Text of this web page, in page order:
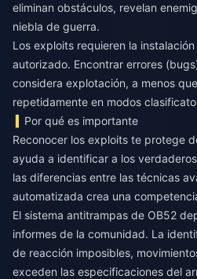
eliminan obstáculos, revelan
niebla de guerra.
Los exploits requieren la
autorizado. Encontrar errores
considera explotación, a menos
repetidamente en modos
Por qué es importante
Reconocer los exploits te protege
ayuda a identificar a los
las diferencias entre las técnicas
automatizada crea una
El sistema antitrampas de OB52
informes de la comunidad. La
de reacción imposibles,
exceden las especificaciones del